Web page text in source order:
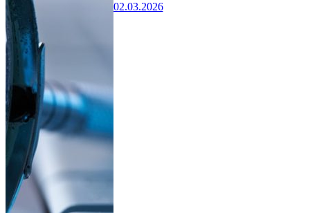
02.03.2026